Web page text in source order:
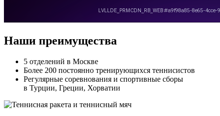
Наши преимущества
5 отделений в Москве
Более 200 постоянно тренирующихся теннисистов
Регулярные соревнования и спортивные сборы
в Турции, Греции, Хорватии